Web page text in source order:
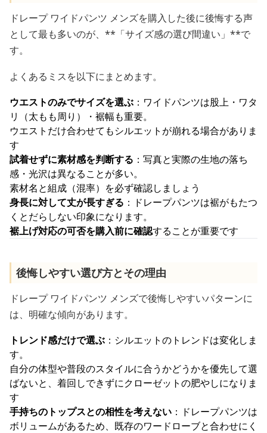
ドレープ ワイドパンツ メンズを購入した後に後悔する声
として最も多いのが、**「サイズ感の選び間違い」**で
す。
よくあるミスを以下にまとめます。
ウエストのみでサイズを選ぶ ：ワイドパンツは股上・ワタ
リ（太もも周り）・裾幅も重要。
ウエストだけ合わせてもシルエットが崩れる場合がありま
す
試着せずに素材感を判断する ：写真と実際の生地の落ち
感・光沢は異なることが多い。
素材名と組成（混率）を必ず確認しましょう
身長に対して丈が長すぎる ：ドレープパンツは裾がもたつ
くとだらしない印象になります。
裾上げ対応の可否を購入前に確認することが重要です
後悔しやすい選び方とその理由
ドレープ ワイドパンツ メンズで後悔しやすいパターンに
は、明確な傾向があります。
トレンド感だけで選ぶ ：シルエットのトレンドは変化しま
す。
自分の体型や普段のスタイルに合うかどうかを優先して選
ばないと、着回しできずにクローゼットの肥やしになりま
す
手持ちのトップスとの相性を考えない ：ドレープパンツは
ボリュームがあるため、既存のワードローブと合わせにく